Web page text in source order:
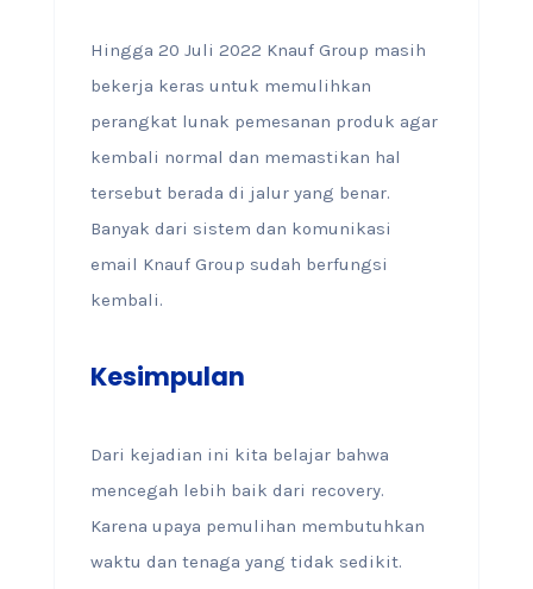
Hingga 20 Juli 2022 Knauf Group masih
bekerja keras untuk memulihkan
perangkat lunak pemesanan produk agar
kembali normal dan memastikan hal
tersebut berada di jalur yang benar.
Banyak dari sistem dan komunikasi
email Knauf Group sudah berfungsi
kembali.
Kesimpulan
Dari kejadian ini kita belajar bahwa
mencegah lebih baik dari recovery.
Karena upaya pemulihan membutuhkan
waktu dan tenaga yang tidak sedikit.